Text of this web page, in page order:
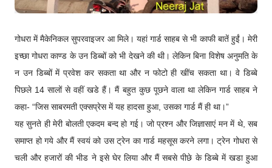
गोधरा में मैकेनिकल सुपरवाइजर आ मिले। यहां गार्ड साहब से भी काफी बातें हुईं। मेरी
इच्छा गोधरा काण्ड के उन डिब्बों को भी देखने की थी। लेकिन बिना विशेष अनुमति के
न उन डिब्बों में प्रवेश कर सकता था और न फोटो ही खींच सकता था। वे डिब्बे
पिछले 14 सालों से वहीं खडे हैं। मैं बहुत कुछ पूछने वाला था लेकिन गार्ड साहब ने
कहा- “जिस साबरमती एक्सप्रेस में यह हादसा हुआ, उसका गार्ड मैं ही था।”
यह सुनते ही मेरी बोलती एकदम बन्द हो गई। जो प्रश्न और जिज्ञासाएं मन में थे, सब
समाप्त हो गये और मैं स्वयं को उस ट्रेन का गार्ड महसूस करने लगा। ट्रेन गोधरा से
चली और हजारों की भीड ने इसे घेर लिया और मैं सबसे पीछे के डिब्बे में खडा हुआ